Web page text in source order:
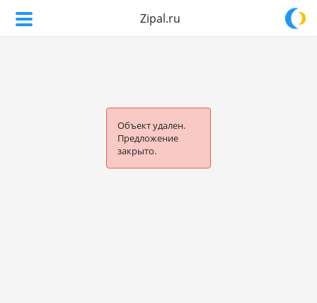
Zipal.ru
Объект удален.
Предложение
закрыто.